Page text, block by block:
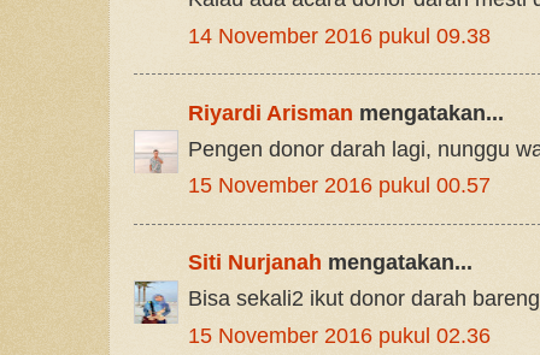
14 November 2016 pukul 09.38
Riyardi Arisman mengatakan...
Pengen donor darah lagi, nunggu
15 November 2016 pukul 00.57
Siti Nurjanah mengatakan...
Bisa sekali2 ikut donor darah
15 November 2016 pukul 02.36